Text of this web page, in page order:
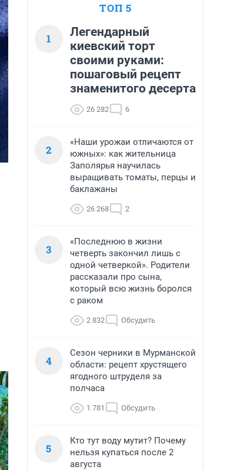
ТОП 5
1
Легендарный
киевский торт
своими руками:
пошаговый рецепт
знаменитого десерта
26 282 6
2
«Наши урожаи отличаются от
южных»: как жительница
Заполярья научилась
выращивать томаты, перцы и
баклажаны
26 268 2
3
«Последнюю в жизни
четверть закончил лишь с
одной четверкой». Родители
рассказали про сына,
который всю жизнь боролся
с раком
2 832 Обсудить
4
Сезон черники в Мурманской
области: рецепт хрустящего
ягодного штруделя за
полчаса
1 781 Обсудить
5
Кто тут воду мутит? Почему
нельзя купаться после 2
августа